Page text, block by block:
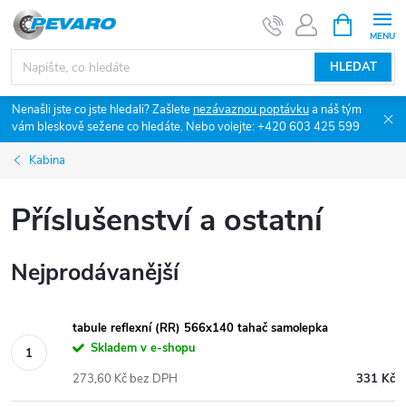
Přejít
obsah
HLEDAT
NÁKUPNÍ
KOŠÍK
Nenašli jste co jste hledali? Zašlete nezávaznou poptávkua náš tým
vám bleskově sežene co hledáte. Nebo volejte: +420 603 425 599
Kabina
Příslušenství a ostatní
Nejprodávanější
tabule reflexní (RR) 566x140 tahač samolepka
Skladem v e-shopu
331 Kč
273,60 Kč bez DPH